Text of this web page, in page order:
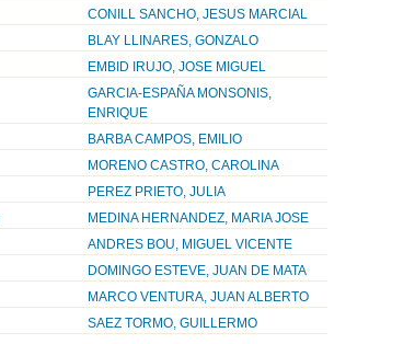
CONILL SANCHO, JESUS MARCIAL
BLAY LLINARES, GONZALO
EMBID IRUJO, JOSE MIGUEL
GARCIA-ESPAÑA MONSONIS,
ENRIQUE
BARBA CAMPOS, EMILIO
MORENO CASTRO, CAROLINA
PEREZ PRIETO, JULIA
MEDINA HERNANDEZ, MARIA JOSE
ANDRES BOU, MIGUEL VICENTE
DOMINGO ESTEVE, JUAN DE MATA
MARCO VENTURA, JUAN ALBERTO
SAEZ TORMO, GUILLERMO